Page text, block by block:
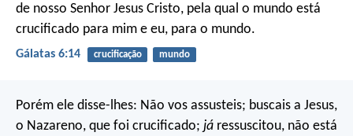
de nosso Senhor Jesus Cristo, pela qual o mundo está
crucificado para mim e eu, para o mundo.
Gálatas 6:14 crucificação mundo
Porém ele disse-lhes: Não vos assusteis; buscais a Jesus,
o Nazareno, que foi crucificado; já ressuscitou, não está